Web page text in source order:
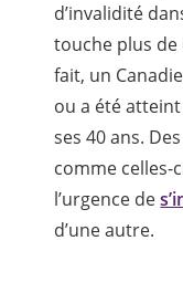
d’invalidité
touche plus de
fait, un
ou a été
ses 40 ans.
comme celles-
l’urgence de
d’une autre.